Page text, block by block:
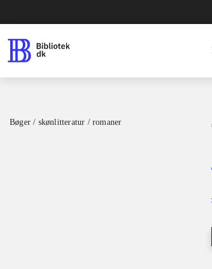
Bøger / skønlitteratur / romaner